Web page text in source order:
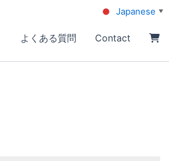
よくある質問 Contact
Japanese ▼